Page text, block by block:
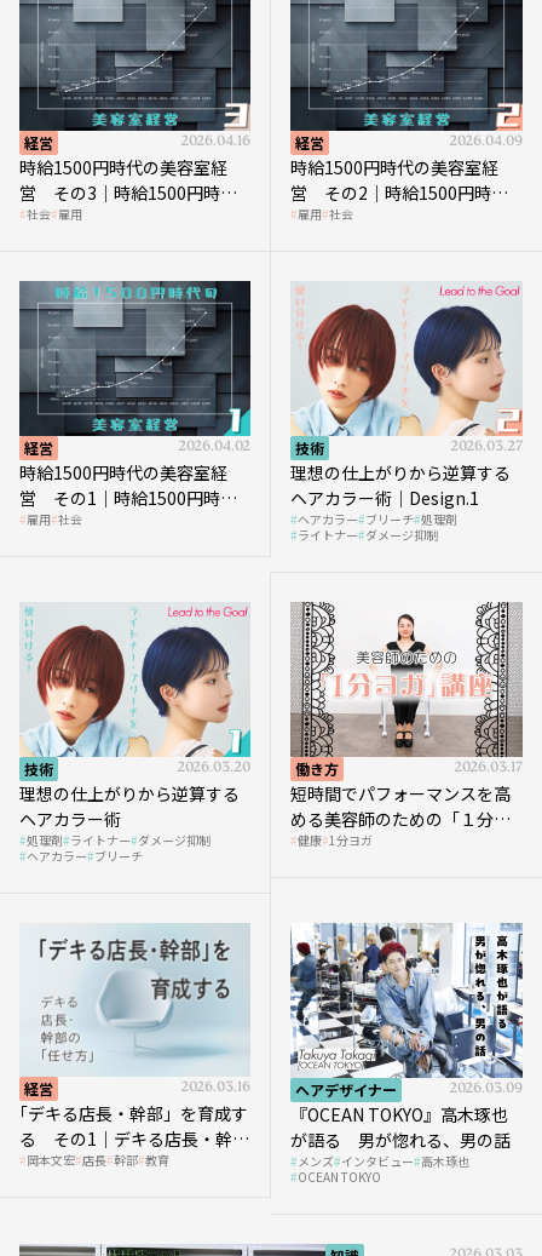
経営 2026.04.16
時給1500円時代の美容室経
営 その3｜時給1500円時
代、美容業はどのような影響
社会 雇用
経営 2026.04.09
時給1500円時代の美容室経
営 その2｜時給1500円時代
に支払う給与はいくらなのか
雇用 社会
経営 2026.04.02
時給1500円時代の美容室経
営 その1｜時給1500円時代
へ向かう社会的背景
雇用 社会
技術 2026.03.27
理想の仕上がりから逆算する
ヘアカラー術｜Design.1
ヘアカラー ブリーチ 処理剤
ライトナー ダメージ抑制
技術 2026.03.20
理想の仕上がりから逆算する
ヘアカラー術
処理剤 ライトナー ダメージ抑制
ヘアカラー ブリーチ
働き方 2026.03.17
短時間でパフォーマンスを高
める美容師のための「１分ヨ
ガ」講座｜実践編
健康 1分ヨガ
経営 2026.03.16
｢デキる店長・幹部」を育成す
る その1｜デキる店長・幹部
の「任せ方」
岡本文宏 店長 幹部 教育
ヘアデザイナー 2026.03.09
『OCEAN TOKYO』高木琢也
が語る 男が惚れる、男の話
メンズ インタビュー 高木琢也
OCEAN TOKYO